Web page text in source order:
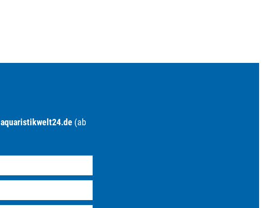
aquaristikwelt24.de (ab